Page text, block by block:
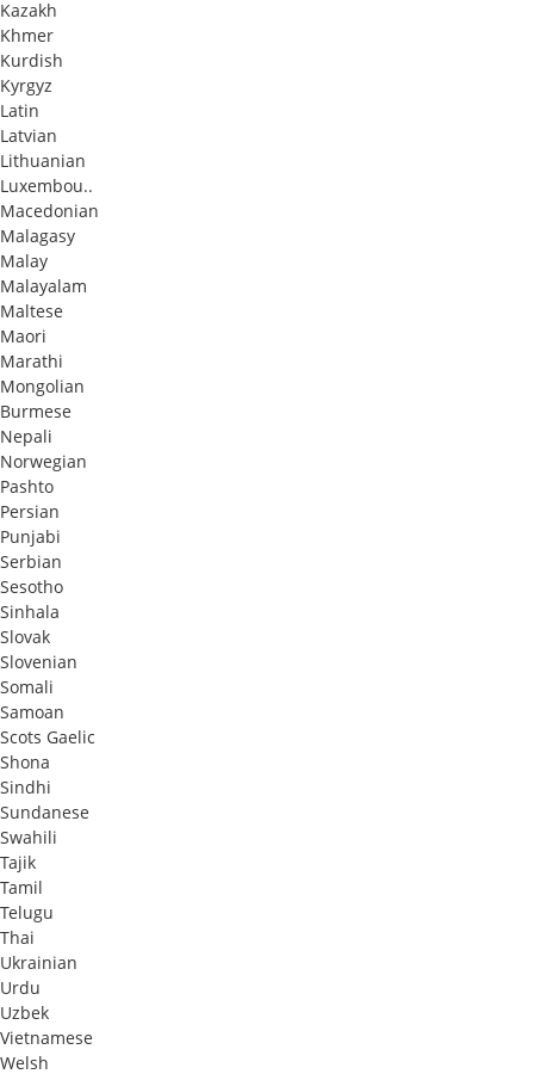
Kazakh
Khmer
Kurdish
Kyrgyz
Latin
Latvian
Lithuanian
Luxembou..
Macedonian
Malagasy
Malay
Malayalam
Maltese
Maori
Marathi
Mongolian
Burmese
Nepali
Norwegian
Pashto
Persian
Punjabi
Serbian
Sesotho
Sinhala
Slovak
Slovenian
Somali
Samoan
Scots Gaelic
Shona
Sindhi
Sundanese
Swahili
Tajik
Tamil
Telugu
Thai
Ukrainian
Urdu
Uzbek
Vietnamese
Welsh